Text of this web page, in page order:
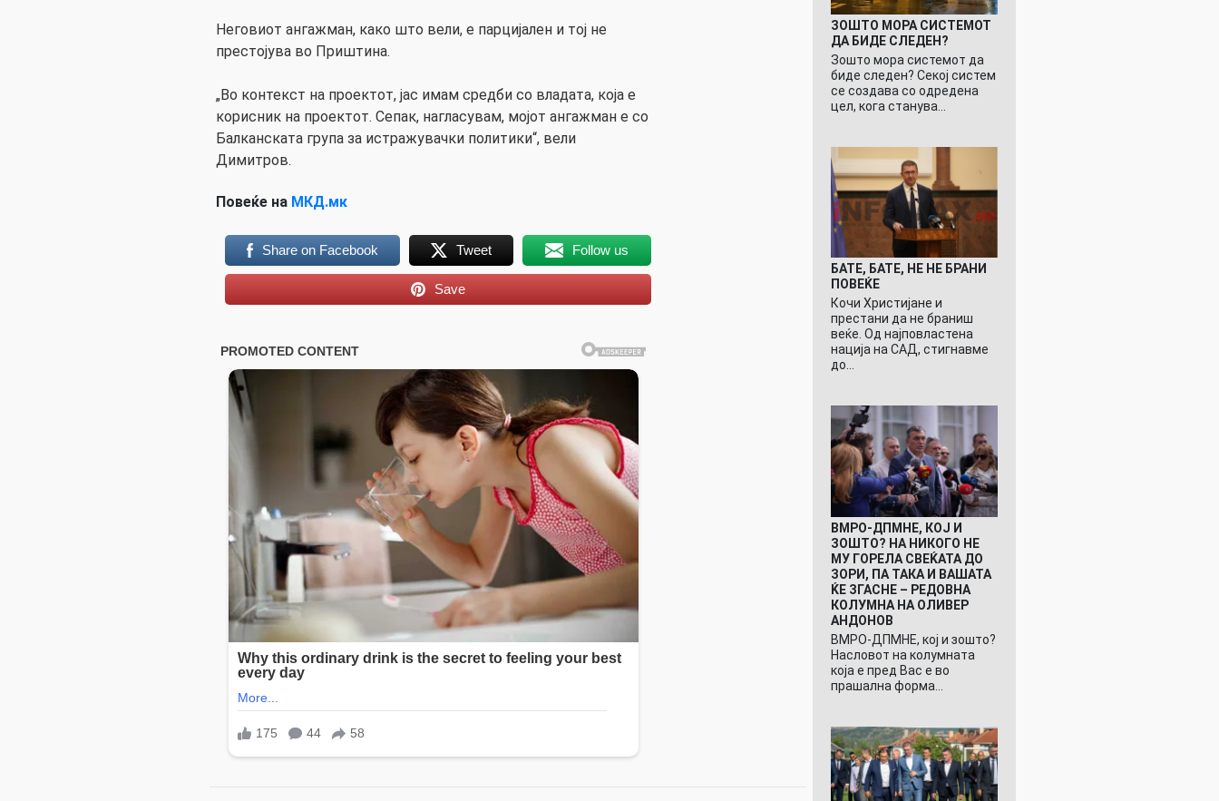
Неговиот ангажман, како што вели, е парцијален и тој не
престојува во Приштина.
„Во контекст на проектот, јас имам средби со владата, која е
корисник на проектот. Сепак, нагласувам, мојот ангажман е со
Балканската група за истражувачки политики“, вели
Димитров.
Повеќе на МКД.мк
Share on Facebook Tweet Follow us
Save
ЗОШТО МОРА СИСТЕМОТ
ДА БИДЕ СЛЕДЕН?
Зошто мора системот да
биде следен? Секој систем
се создава со одредена
цел, кога станува…
БАТЕ, БАТЕ, НЕ НЕ БРАНИ
ПОВЕЌЕ
Кочи Христијане и
престани да не браниш
веќе. Од најповластена
нација на САД, стигнавме
до…
ВМРО-ДПМНЕ, КОЈ И
ЗОШТО? НА НИКОГО НЕ
МУ ГОРЕЛА СВЕЌАТА ДО
ЗОРИ, ПА ТАКА И ВАШАТА
ЌЕ ЗГАСНЕ – РЕДОВНА
КОЛУМНА НА ОЛИВЕР
АНДОНОВ
ВМРО-ДПМНЕ, кој и зошто?
Насловот на колумната
која е пред Вас е во
прашална форма…